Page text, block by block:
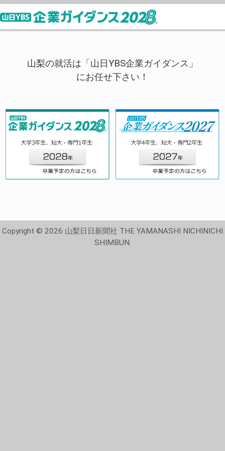
山梨の就活は「山日YBS企業ガイダンス」
にお任せ下さい！
Copyright © 2026 山梨日日新聞社 THE YAMANASHI NICHINICHI
SHIMBUN.